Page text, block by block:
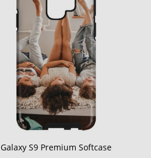
Galaxy S9 Premium Softcase